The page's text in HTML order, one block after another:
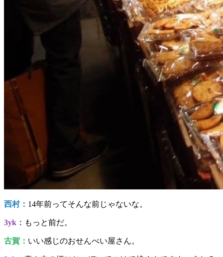
西村： 14年前ってそんな前じゃないな。
3yk： もっと前だ。
古賀： いい感じのおせんべい屋さん。